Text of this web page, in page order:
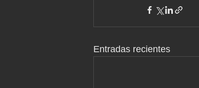
Entradas recientes